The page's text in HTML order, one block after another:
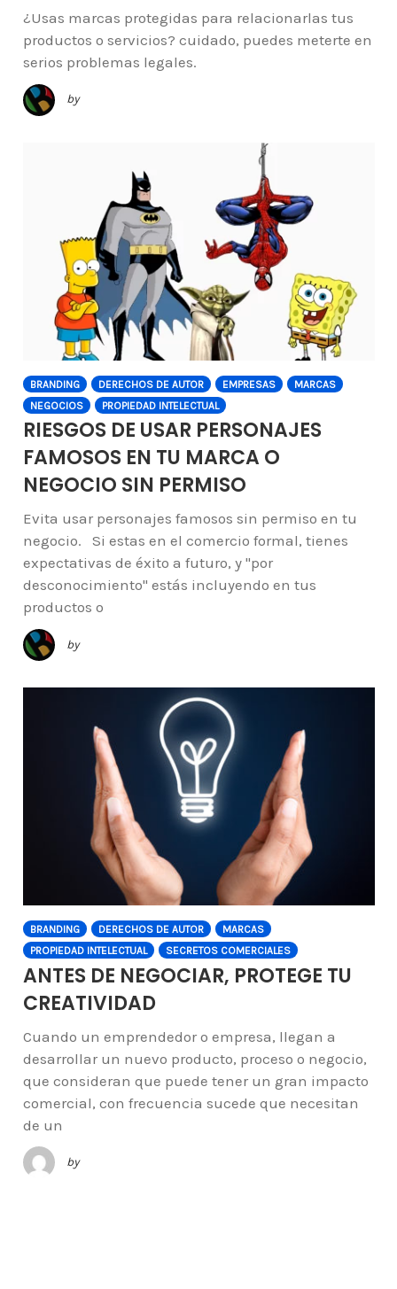
¿Usas marcas protegidas para relacionarlas tus
productos o servicios? cuidado, puedes meterte en
serios problemas legales.
by
BRANDING DERECHOS DE AUTOR EMPRESAS
MARCAS
NEGOCIOS
PROPIEDAD INTELECTUAL
RIESGOS DE USAR PERSONAJES
FAMOSOS EN TU MARCA O
NEGOCIO SIN PERMISO
Evita usar personajes famosos sin permiso en tu
negocio. Si estas en el comercio formal, tienes
expectativas de éxito a futuro, y "por
desconocimiento" estás incluyendo en tus
productos o
by
BRANDING DERECHOS DE AUTOR
MARCAS
PROPIEDAD INTELECTUAL
SECRETOS COMERCIALES
ANTES DE NEGOCIAR, PROTEGE TU
CREATIVIDAD
Cuando un emprendedor o empresa, llegan a
desarrollar un nuevo producto, proceso o negocio,
que consideran que puede tener un gran impacto
comercial, con frecuencia sucede que necesitan
de un
by